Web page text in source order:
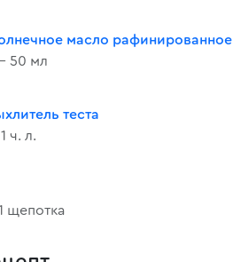
масло рафинированное
50 мл
теста
ч. л.
щепотка